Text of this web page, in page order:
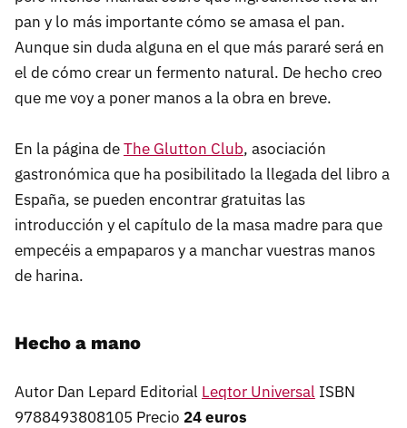
pan y lo más importante cómo se amasa el pan.
Aunque sin duda alguna en el que más pararé será en
el de cómo crear un fermento natural. De hecho creo
que me voy a poner manos a la obra en breve.
En la página deThe Glutton Club, asociación
gastronómica que ha posibilitado la llegada del libro a
España, se pueden encontrar gratuitas las
introducción y el capítulo de la masa madre para que
empecéis a empaparos y a manchar vuestras manos
de harina.
Hecho a mano
Autor Dan Lepard Editorial Leqtor Universal ISBN
9788493808105 Precio 24 euros